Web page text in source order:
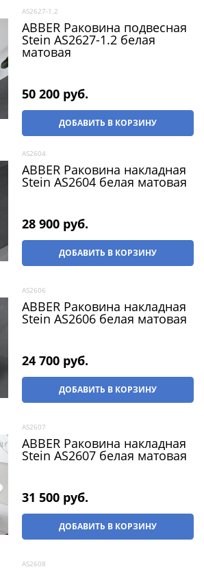
AS2627-1.2
ABBER Раковина подвесная
Stein AS2627-1.2 белая
матовая
50 200 руб.
ДОБАВИТЬ В КОРЗИНУ
AS2604
ABBER Раковина накладная
Stein AS2604 белая матовая
28 900 руб.
ДОБАВИТЬ В КОРЗИНУ
AS2606
ABBER Раковина накладная
Stein AS2606 белая матовая
24 700 руб.
ДОБАВИТЬ В КОРЗИНУ
AS2607
ABBER Раковина накладная
Stein AS2607 белая матовая
31 500 руб.
ДОБАВИТЬ В КОРЗИНУ
AS2608